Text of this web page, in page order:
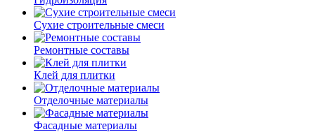
Сухие строительные смеси
Ремонтные составы
Клей для плитки
Отделочные материалы
Фасадные материалы